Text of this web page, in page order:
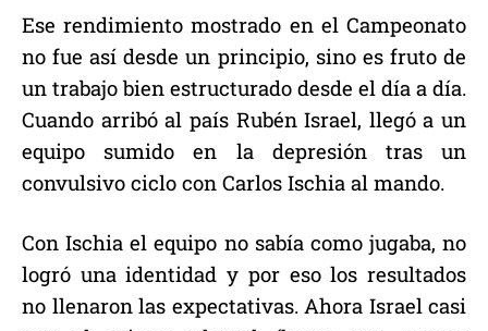
Ese rendimiento mostrado en el Campeonato
no fue así desde un principio, sino es fruto de
un trabajo bien estructurado desde el día a día.
Cuando arribó al país Rubén Israel, llegó a un
equipo sumido en la depresión tras un
convulsivo ciclo con Carlos Ischia al mando.
Con Ischia el equipo no sabía como jugaba, no
logró una identidad y por eso los resultados
no llenaron las expectativas. Ahora Israel casi